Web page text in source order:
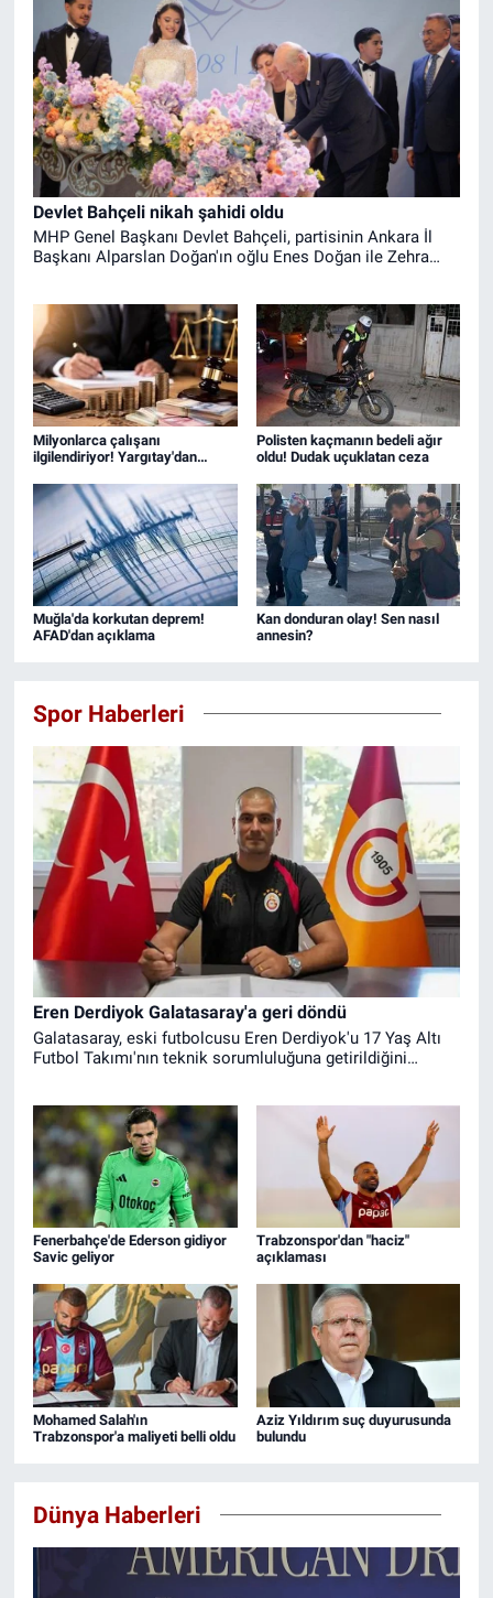
Devlet Bahçeli nikah şahidi oldu
MHP Genel Başkanı Devlet Bahçeli, partisinin Ankara İl
Başkanı Alparslan Doğan'ın oğlu Enes Doğan ile Zehra
Milyonlarca çalışanı
ilgilendiriyor! Yargıtay'dan
Polisten kaçmanın bedeli ağır
oldu! Dudak uçuklatan ceza
Muğla'da korkutan deprem!
AFAD'dan açıklama
Kan donduran olay! Sen nasıl
annesin?
Spor Haberleri
Eren Derdiyok Galatasaray'a geri döndü
Galatasaray, eski futbolcusu Eren Derdiyok'u 17 Yaş Altı
Futbol Takımı'nın teknik sorumluluğuna getirildiğini
Fenerbahçe'de Ederson gidiyor
Savic geliyor
Trabzonspor'dan "haciz"
açıklaması
Mohamed Salah'ın
Trabzonspor'a maliyeti belli oldu
Aziz Yıldırım suç duyurusunda
bulundu
Dünya Haberleri